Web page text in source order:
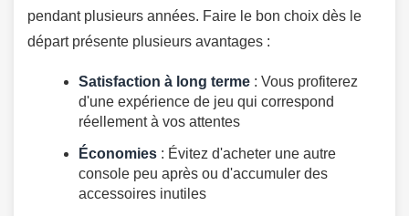
pendant plusieurs années. Faire le bon choix dès le
départ présente plusieurs avantages :
Satisfaction à long terme : Vous profiterez
d'une expérience de jeu qui correspond
réellement à vos attentes
Économies : Évitez d'acheter une autre
console peu après ou d'accumuler des
accessoires inutiles